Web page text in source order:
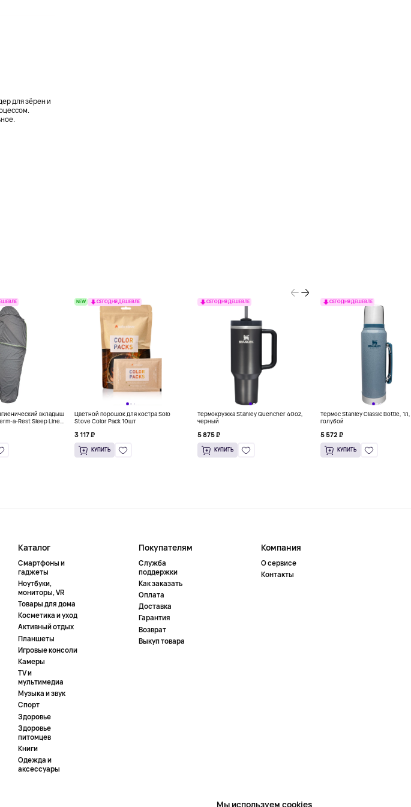
для зёрен и
вкладыш
a-Rest Sleep Liner,
NEW СЕГОДНЯ ДЕШЕВЛЕ
Цветной порошок для костра Solo
Stove Color Pack 10шт
3 117 ₽
КУПИТЬ
СЕГОДНЯ ДЕШЕВЛЕ
Термокружка Stanley Quencher 40oz,
черный
5 875 ₽
КУПИТЬ
СЕГОДНЯ ДЕШЕВЛЕ
Термос Stanley Classic Bottle, 1л,
голубой
5 572 ₽
КУПИТЬ
Каталог
Смартфоны и
гаджеты
Ноутбуки,
мониторы, VR
Товары для дома
Косметика и уход
Активный отдых
Планшеты
Игровые консоли
Камеры
TV и
мультимедиа
Музыка и звук
Спорт
Здоровье
Здоровье
питомцев
Книги
Одежда и
аксессуары
Покупателям
Служба
поддержки
Как заказать
Оплата
Доставка
Гарантия
Возврат
Выкуп товара
Компания
О сервисе
Контакты
Мы используем cookies